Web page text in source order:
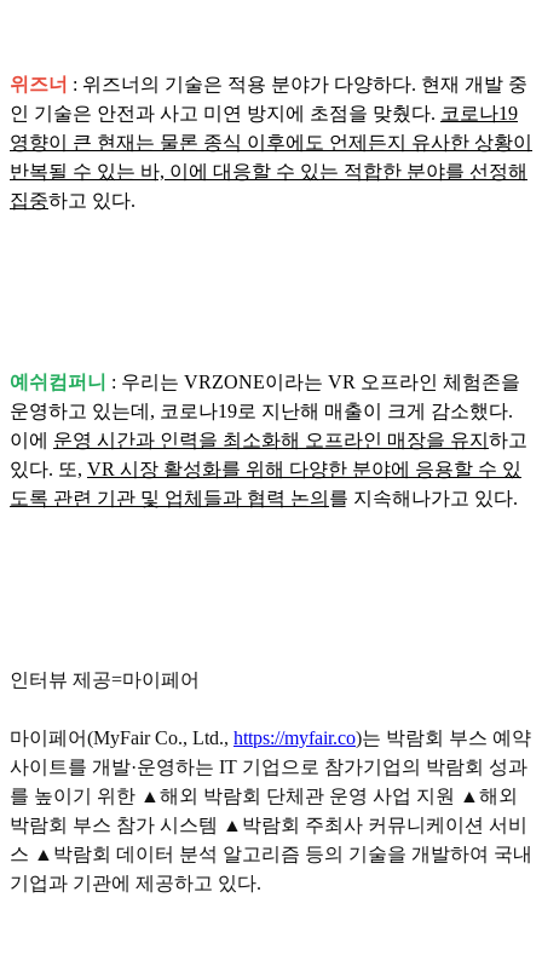
위즈너 : 위즈너의 기술은 적용 분야가 다양하다. 현재 개발 중
인 기술은 안전과 사고 미연 방지에 초점을 맞췄다. 코로나19
영향이 큰 현재는 물론 종식 이후에도 언제든지 유사한 상황이
반복될 수 있는 바, 이에 대응할 수 있는 적합한 분야를 선정해
집중하고 있다.
예쉬컴퍼니 : 우리는 VRZONE이라는 VR 오프라인 체험존을
운영하고 있는데, 코로나19로 지난해 매출이 크게 감소했다.
이에 운영 시간과 인력을 최소화해 오프라인 매장을 유지 하고
있다. 또, VR 시장 활성화를 위해 다양한 분야에 응용할 수 있
도록 관련 기관 및 업체들과 협력 논의 를 지속해나가고 있다.
인터뷰 제공=마이페어
마이페어(MyFair Co., Ltd., https://myfair.co)는 박람회 부스 예약
사이트를 개발·운영하는 IT 기업으로 참가기업의 박람회 성과
를 높이기 위한 ▲해외 박람회 단체관 운영 사업 지원 ▲해외
박람회 부스 참가 시스템 ▲박람회 주최사 커뮤니케이션 서비
스 ▲박람회 데이터 분석 알고리즘 등의 기술을 개발하여 국내
기업과 기관에 제공하고 있다.